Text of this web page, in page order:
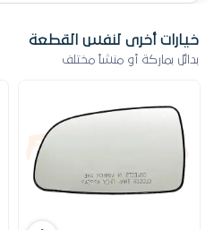
خيارات أخرى لنفس القطعة
بدائل بماركة أو منشأ مختلف